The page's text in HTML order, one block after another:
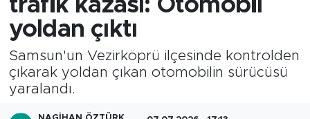
trafik kazası: Otomobil
yoldan çıktı
Samsun'un Vezirköprü ilçesinde kontrolden
çıkarak yoldan çıkan otomobilin sürücüsü
yaralandı.
Haber Arşivi